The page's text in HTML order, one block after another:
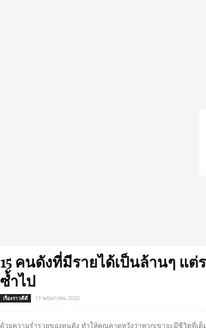
15 คนดังที่มีรายได้เป็นล้านๆ แ
ซ้ำไป
เรื่องราวดีดี 13 พฤษภาคม 2020
ด้วยความร่ำรวยของคนดัง ทำให้คุณคาดหวังว่าพวกเขาจะมีชีวิตที่เ